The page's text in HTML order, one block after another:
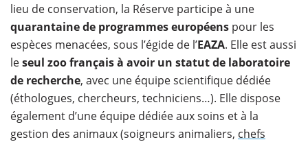
lieu de conservation, la Réserve participe à une
quarantaine de programmes européens pour les
espèces menacées, sous l’égide de l’EAZA. Elle est aussi
leseul zoo français à avoir un statut de laboratoire
de recherche, avec une équipe scientifique dédiée
(éthologues, chercheurs, techniciens…). Elle dispose
également d’une équipe dédiée aux soins et à la
gestion des animaux (soigneurs animaliers, chefs